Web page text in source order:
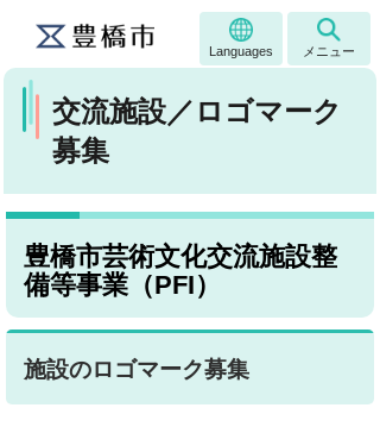
Languages メニュー
交流施設／ロゴマーク
募集
豊橋市芸術文化交流施設整
備等事業（PFI）
施設のロゴマーク募集